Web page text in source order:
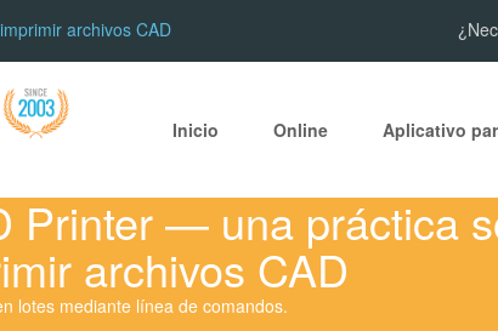
archivos CAD
Inicio Online Aplicativo
Printer — una práctica
archivos CAD
lotes mediante línea de comandos.